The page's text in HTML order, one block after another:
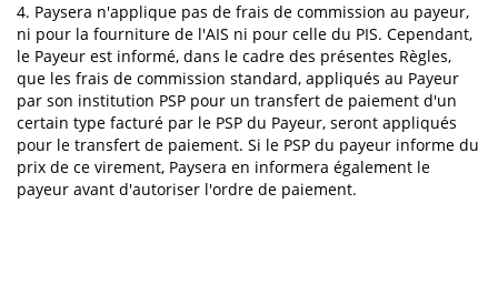
4. Paysera n'applique pas de frais de commission au payeur,
ni pour la fourniture de l'AIS ni pour celle du PIS. Cependant,
le Payeur est informé, dans le cadre des présentes Règles,
que les frais de commission standard, appliqués au Payeur
par son institution PSP pour un transfert de paiement d'un
certain type facturé par le PSP du Payeur, seront appliqués
pour le transfert de paiement. Si le PSP du payeur informe du
prix de ce virement, Paysera en informera également le
payeur avant d'autoriser l'ordre de paiement.